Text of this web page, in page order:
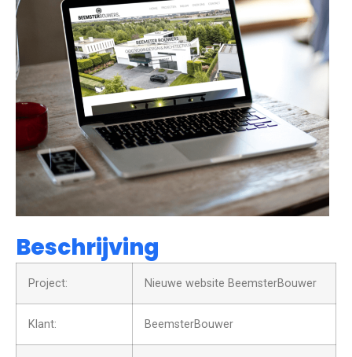
Beschrijving
Project: Nieuwe website BeemsterBouwer
Klant: BeemsterBouwer